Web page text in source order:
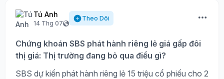
Tú Anh
14 Thg 07
Theo Dõi
Chứng khoán SBS phát hành riêng lẻ giá gấp đôi
thị giá: Thị trường đang bỏ qua điều gì?
SBS dự kiến phát hành riêng lẻ 15 triệu cổ phiếu cho 2